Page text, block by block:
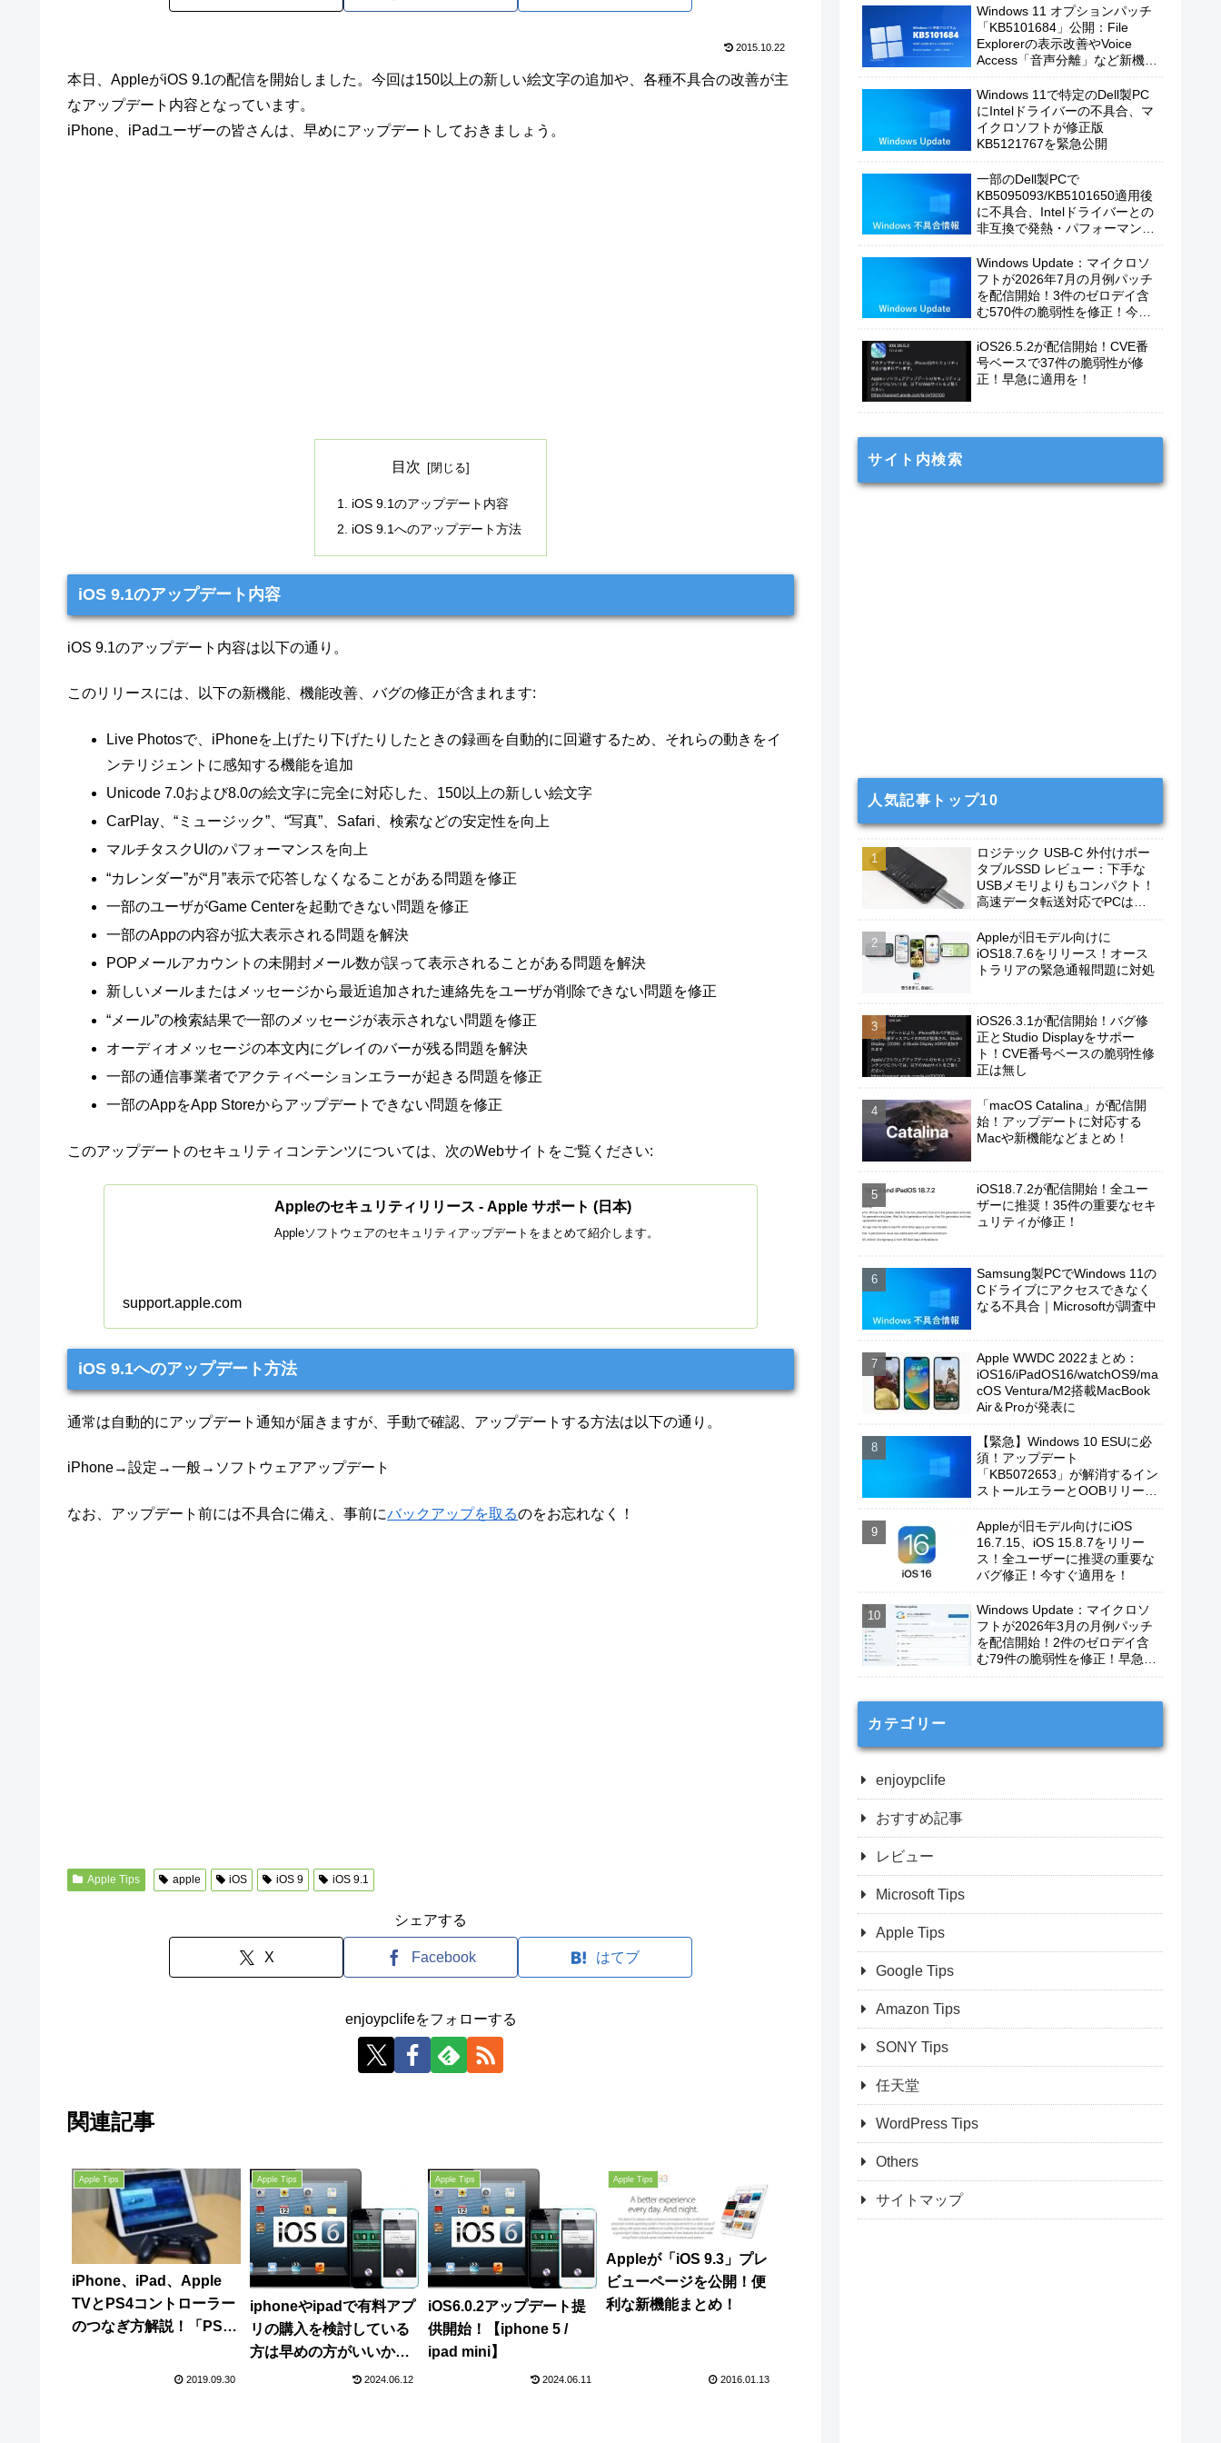
2015.10.22
本日、AppleがiOS 9.1の配信を開始しました。今回は150以上の新しい絵文字の追加や、各種不具合の改善が主
なアップデート内容となっています。
iPhone、iPadユーザーの皆さんは、早めにアップデートしておきましょう。
目次
iOS 9.1のアップデート内容
iOS 9.1へのアップデート方法
iOS 9.1のアップデート内容
iOS 9.1のアップデート内容は以下の通り。
このリリースには、以下の新機能、機能改善、バグの修正が含まれます:
Live Photosで、iPhoneを上げたり下げたりしたときの録画を自動的に回避するため、それらの動きをイ
ンテリジェントに感知する機能を追加
Unicode 7.0および8.0の絵文字に完全に対応した、150以上の新しい絵文字
CarPlay、“ミュージック”、“写真”、Safari、検索などの安定性を向上
マルチタスクUIのパフォーマンスを向上
“カレンダー”が“月”表示で応答しなくなることがある問題を修正
一部のユーザがGame Centerを起動できない問題を修正
一部のAppの内容が拡大表示される問題を解決
POPメールアカウントの未開封メール数が誤って表示されることがある問題を解決
新しいメールまたはメッセージから最近追加された連絡先をユーザが削除できない問題を修正
“メール”の検索結果で一部のメッセージが表示されない問題を修正
オーディオメッセージの本文内にグレイのバーが残る問題を解決
一部の通信事業者でアクティベーションエラーが起きる問題を修正
一部のAppをApp Storeからアップデートできない問題を修正
このアップデートのセキュリティコンテンツについては、次のWebサイトをご覧ください:
Appleのセキュリティリリース - Apple サポート (日本)
Appleソフトウェアのセキュリティアップデートをまとめて紹介します。
support.apple.com
iOS 9.1へのアップデート方法
通常は自動的にアップデート通知が届きますが、手動で確認、アップデートする方法は以下の通り。
iPhone→設定→一般→ソフトウェアアップデート
なお、アップデート前には不具合に備え、事前にバックアップを取るのをお忘れなく！
Apple Tips apple iOS iOS 9 iOS 9.1
シェアする
X Facebook はてブ
enjoypclifeをフォローする
関連記事
Apple Tips
iPhone、iPad、Apple
TVとPS4コントローラー
のつなぎ方解説！「PS4
2019.09.30
Apple Tips
iphoneやipadで有料アプ
リの購入を検討している
方は早めの方がいいか
も。【App Store 値上
2024.06.12
Apple Tips
iOS6.0.2アップデート提
供開始！【iphone 5 /
ipad mini】
2024.06.11
Apple Tips
Appleが「iOS 9.3」プレ
ビューページを公開！便
利な新機能まとめ！
2016.01.13
Windows 11 オプションパッチ
「KB5101684」公開：File
Explorerの表示改善やVoice
Access「音声分離」など新機能
Windows 11で特定のDell製PC
にIntelドライバーの不具合、マ
イクロソフトが修正版
KB5121767を緊急公開
一部のDell製PCで
KB5095093/KB5101650適用後
に不具合、Intelドライバーとの
非互換で発熱・パフォーマンス
Windows Update：マイクロソ
フトが2026年7月の月例パッチ
を配信開始！3件のゼロデイ含
む570件の脆弱性を修正！今す
iOS26.5.2が配信開始！CVE番
号ベースで37件の脆弱性が修
正！早急に適用を！
サイト内検索
人気記事トップ10
ロジテック USB-C 外付けポー
タブルSSD レビュー：下手な
USBメモリよりもコンパクト！
高速データ転送対応でPCは勿
もおすすめ！
Appleが旧モデル向けに
iOS18.7.6をリリース！オース
トラリアの緊急通報問題に対処
iOS26.3.1が配信開始！バグ修
正とStudio Displayをサポー
ト！CVE番号ベースの脆弱性修
正は無し
「macOS Catalina」が配信開
始！アップデートに対応する
Macや新機能などまとめ！
iOS18.7.2が配信開始！全ユー
ザーに推奨！35件の重要なセキ
ュリティが修正！
Samsung製PCでWindows 11の
Cドライブにアクセスできなく
なる不具合｜Microsoftが調査中
Apple WWDC 2022まとめ：
iOS16/iPadOS16/watchOS9/ma
cOS Ventura/M2搭載MacBook
Air＆Proが発表に
【緊急】Windows 10 ESUに必
須！アップデート
「KB5072653」が解消するイン
ストールエラーとOOBリリース
Appleが旧モデル向けにiOS
16.7.15、iOS 15.8.7をリリー
ス！全ユーザーに推奨の重要な
バグ修正！今すぐ適用を！
Windows Update：マイクロソ
フトが2026年3月の月例パッチ
を配信開始！2件のゼロデイ含
む79件の脆弱性を修正！早急に
カテゴリー
enjoypclife
おすすめ記事
レビュー
Microsoft Tips
Apple Tips
Google Tips
Amazon Tips
SONY Tips
任天堂
WordPress Tips
Others
サイトマップ